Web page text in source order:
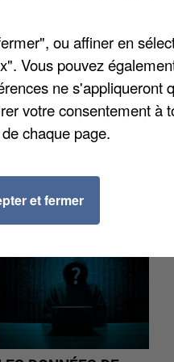
souvent plus
ont donné la vie
où cet âge atteint
ou affiner en
Vous pouvez
ne s'appliqueront
votre consentement à
chaque page.
et fermer